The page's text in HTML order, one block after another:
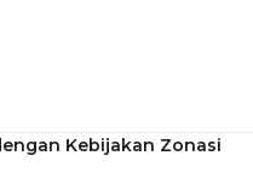
Kebijakan Zonasi